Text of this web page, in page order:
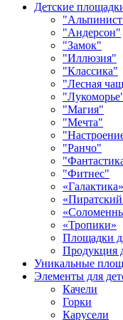
Детские
"Андерсон"
"Замок"
"Иллюзия"
"Классика"
"Лесная
"Магия"
"Мечта"
"Ранчо"
"Фитнес"
«Галактика»
«Пиратский
«Тропики»
Площадки
Продукция
Уникальные
Элементы для
Качели
Горки
Карусели